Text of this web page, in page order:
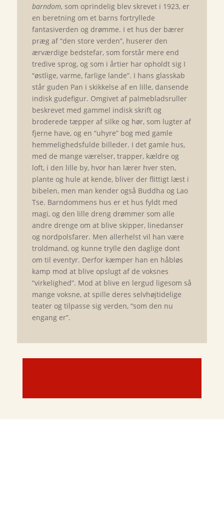
barndom, som oprindelig blev skrevet i 1923, er
en beretning om et barns fortryllede
fantasiverden og drømme. I et hus der bærer
præg af “den store verden”, huserer den
ærværdige bedstefar, som forstår mere end
tredive sprog, og som i årtier har opholdt sig I
“østlige, varme, farlige lande”. I hans glasskab
står guden Pan i skikkelse af en lille, dansende
indisk gudefigur. Omgivet af palmebladsruller
beskrevet med gammel indisk skrift og
broderede tæpper af silke og hør, som lugter af
fjerne have, og en “uhyre” bog med gamle
hemmelighedsfulde billeder. I det gamle hus,
med de mange værelser, trapper, kældre og
loft, i den lille by, hvor han lærer hver sten,
plante og hule at kende, bliver der flittigt læst i
bibelen, men man kender også Buddha og Lao
Tse. Barndommens hus er et hus fyldt med
magi, og den lille dreng drømmer som alle
andre drenge om at blive skipper, linedanser
og nordpolsfarer. Men allerhelst vil han være
troldmand, og kunne trylle den daglige dont
om til eventyr. Derfor kæmper han en håbløs
kamp mod at blive opslugt af de voksnes
“virkelighed”. Mod at blive en lergud ligesom så
mange voksne, at spille deres selvhøjtidelige
teater og tilpasse sig verden, “som den nu
engang er”.